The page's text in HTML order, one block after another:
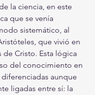
la ciencia, en este
que se venía
sistemático, al
que vivió en
de Cristo. Esta lógica
del conocimiento en
aunque
ligadas entre sí: la